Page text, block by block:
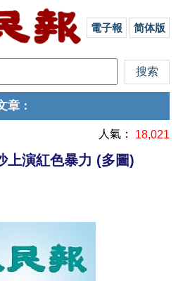
電子報 简体版
章 ：
人氣： 18,021
上演紅色暴力 (多圖)